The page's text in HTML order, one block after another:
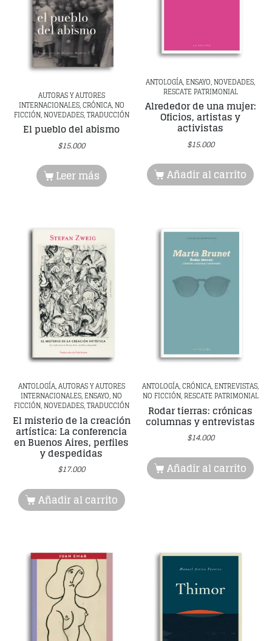
AUTORAS Y AUTORES
INTERNACIONALES, CRÓNICA, NO
FICCIÓN, NOVEDADES, TRADUCCIÓN
El pueblo del abismo
$15.000
Leer más
ANTOLOGÍA, ENSAYO, NOVEDADES,
RESCATE PATRIMONIAL
Alrededor de una mujer:
Oficios, artistas y
activistas
$15.000
Añadir al carrito
ANTOLOGÍA, AUTORAS Y AUTORES
INTERNACIONALES, ENSAYO, NO
FICCIÓN, NOVEDADES, TRADUCCIÓN
El misterio de la creación
artística: La conferencia
en Buenos Aires, perfiles
y despedidas
$17.000
Añadir al carrito
ANTOLOGÍA, CRÓNICA, ENTREVISTAS,
NO FICCIÓN, RESCATE PATRIMONIAL
Rodar tierras: crónicas
columnas y entrevistas
$14.000
Añadir al carrito